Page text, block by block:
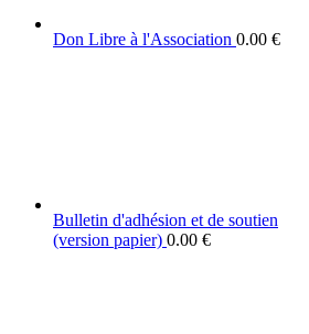
Don Libre à l'Association 0.00 €
Bulletin d'adhésion et de soutien
(version papier) 0.00 €